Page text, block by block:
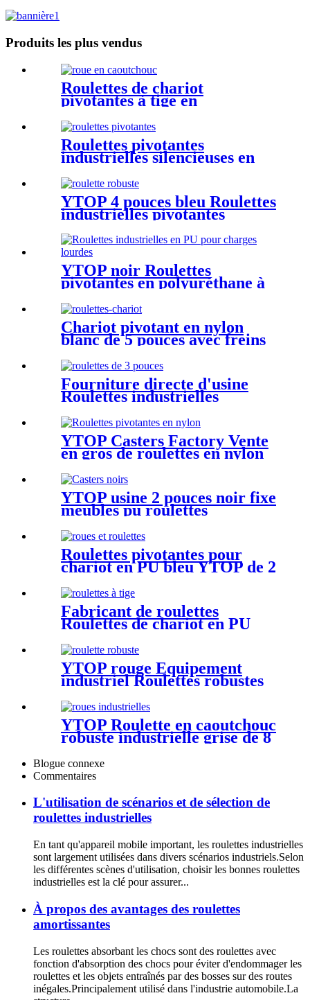
Produits les plus vendus
Roulettes de chariot
pivotantes à tige en
caoutchouc de 4 pouces
Roulettes pivotantes
industrielles silencieuses en
6 pouces
YTOP 4 pouces bleu Roulettes
industrielles pivotantes
robustes en pu
YTOP noir Roulettes
pivotantes en polyuréthane à
Chariot pivotant en nylon
blanc de 5 pouces avec freins
Fourniture directe d'usine
Roulettes industrielles
YTOP Casters Factory Vente
en gros de roulettes en nylon
YTOP usine 2 pouces noir fixe
meubles pu roulettes
Roulettes pivotantes pour
chariot en PU bleu YTOP de 2
Fabricant de roulettes
Roulettes de chariot en PU
YTOP rouge Équipement
industriel Roulettes robustes
YTOP Roulette en caoutchouc
robuste industrielle grise de 8
Blogue connexe
Commentaires
L'utilisation de scénarios et de sélection de
roulettes industrielles
En tant qu'appareil mobile important, les roulettes industrielles
sont largement utilisées dans divers scénarios industriels.Selon
les différentes scènes d'utilisation, choisir les bonnes roulettes
industrielles est la clé pour assurer...
À propos des avantages des roulettes
amortissantes
Les roulettes absorbant les chocs sont des roulettes avec
fonction d'absorption des chocs pour éviter d'endommager les
roulettes et les objets entraînés par des bosses sur des routes
inégales.Principalement utilisé dans l'industrie automobile.La